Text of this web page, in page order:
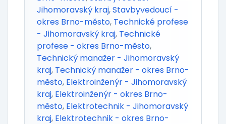
Jihomoravský kraj,Stavbyvedoucí -
okres Brno-město, Technické profese
- Jihomoravský kraj, Technické
profese - okres Brno-město,
Technický manažer - Jihomoravský
kraj, Technický manažer - okres Brno-
město, Elektroinženýr - Jihomoravský
kraj, Elektroinženýr - okres Brno-
město, Elektrotechnik - Jihomoravský
kraj, Elektrotechnik - okres Brno-